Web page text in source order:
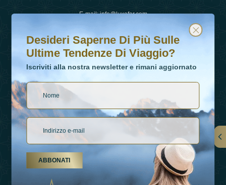
E-mail:info@luxafar.com
WhatsApp No
+442034682356
Collegamenti
Desideri saperne di più sulle ultime tendenze di viaggio?
Iscriviti alla nostra newsletter e rimani aggiornato
Desideri Saperne Di Più Sulle
Ultime Tendenze Di Viaggio?
Iscriviti alla nostra newsletter e rimani aggiornato
ABBONATI